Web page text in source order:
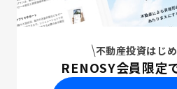
不動産投資はじ
RENOSY会員限定